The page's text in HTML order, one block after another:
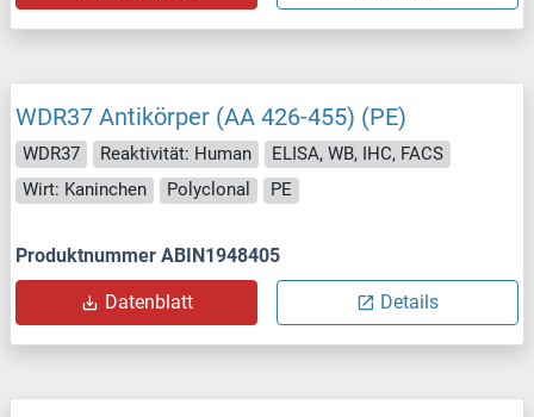
WDR37 Antikörper (AA 426-455) (PE)
WDR37 Reaktivität: Human
ELISA, WB, IHC, FACS
Wirt: Kaninchen
Polyclonal PE
Produktnummer ABIN1948405
Datenblatt Details